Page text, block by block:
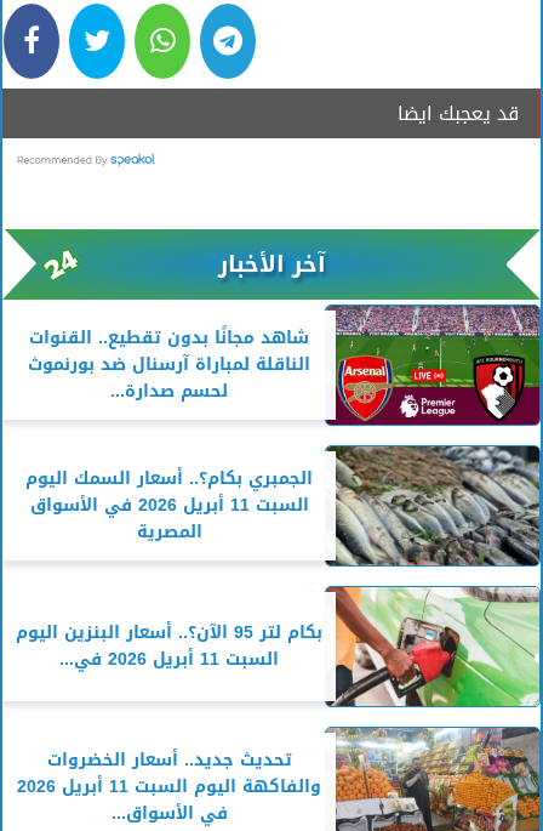
قد يعجبك ايضا
آخر الأخبار
شاهد مجانًا بدون تقطيع.. القنوات
الناقلة لمباراة آرسنال ضد بورنموث
لحسم صدارة...
الجمبري بكام؟.. أسعار السمك اليوم
السبت 11 أبريل 2026 في الأسواق
المصرية
بكام لتر 95 الآن؟.. أسعار البنزين اليوم
السبت 11 أبريل 2026 في...
تحديث جديد.. أسعار الخضروات
والفاكهة اليوم السبت 11 أبريل 2026
في الأسواق...